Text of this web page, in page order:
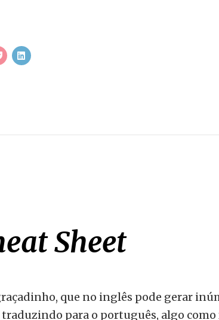
Sheet
que no inglês pode gerar
para o português, algo como